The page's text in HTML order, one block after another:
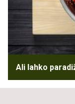
Ali lahko